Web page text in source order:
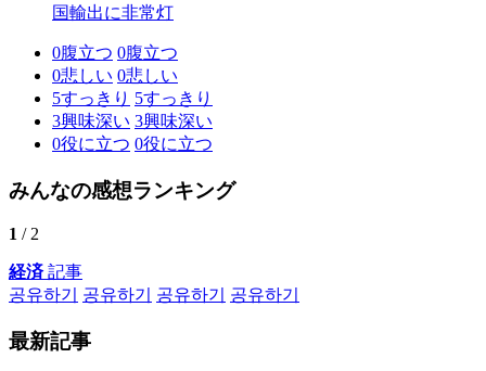
国輸出に非常灯
0腹立つ 0腹立つ
0悲しい 0悲しい
5すっきり 5すっきり
3興味深い 3興味深い
0役に立つ 0役に立つ
みんなの感想ランキング
1 / 2
経済記事
공유하기
공유하기 공유하기 공유하기
最新記事